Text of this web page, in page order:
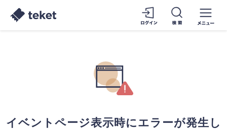
イベントページ表示時にエラーが発生し